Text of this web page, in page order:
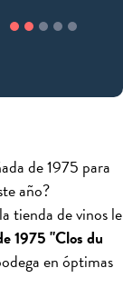
de 1975 para
año?
tienda de vinos le
1975 "Clos du
en óptimas